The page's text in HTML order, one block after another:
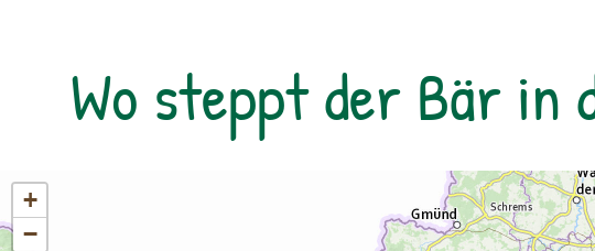
alpine Gipfelregionen, Klettertouren oder
Schitouren sollten Sie sich von
Bergführer:innen oder
Bergwanderführer:innen bei € 320,- pro Tag
und bei Bergführer:innen ab € 480,- pro Tag,
Wo steppt der Bär in
+
−